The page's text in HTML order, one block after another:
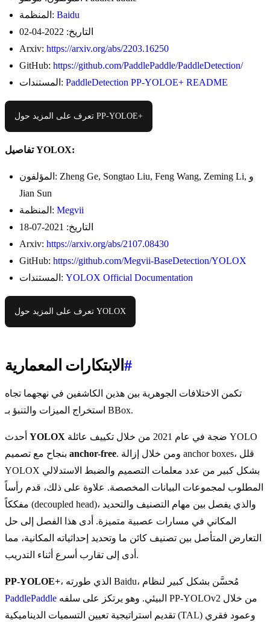
المنظمة: Baidu
التاريخ: 2022-04-02
Arxiv: https://arxiv.org/abs/2203.16250
GitHub: https://github.com/PaddlePaddle/PaddleDetection/
المستندات: PaddleDetection PP-YOLOE+ README
تعرف على المزيد حول PP-YOLOE+
تفاصيل YOLOX:
المؤلفون: Zheng Ge, Songtao Liu, Feng Wang, Zeming Li, و
Jian Sun
المنظمة: Megvii
التاريخ: 2021-07-18
Arxiv: https://arxiv.org/abs/2107.08430
GitHub: https://github.com/Megvii-BaseDetection/YOLOX
المستندات: YOLOX Official Documentation
تعرف على المزيد حول YOLOX
الابتكارات المعمارية #
تكمن الاختلافات الجوهرية بين هذين الكاشفين في نهجهما تجاه
استخراج الميزات والتنبؤ بـ BBox.
YOLOX
anchor-free. ومن خلال إزالة anchor boxes، قلل
YOLOX بشكل كبير من عدد معلمات التصميم والضبط الاستدلالي
المطلوب لمجموعات البيانات المخصصة. علاوة على ذلك، قدم رأساً
مفككاً (decoupled head)، والذي يفصل بين مهام التصنيف والتحديد
المكاني في مسارات عصبية متميزة. أدى هذا الفصل إلى حل
التعارض المتأصل بين تصنيف كائن ما وتحديد إحداثياته المكانية، مما
أدى إلى تقارب أسرع أثناء التدريب.
PP-YOLOE+
، الذي طورته Baidu، مُحسَّن بشكل كبير لنظام
PaddlePaddle
تقديم استراتيجية تعيين التسميات الديناميكية (TAL) وعمود فقري